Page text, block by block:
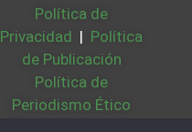
Política de
Privacidad | Política
de Publicación
Política de
Periodismo Ético